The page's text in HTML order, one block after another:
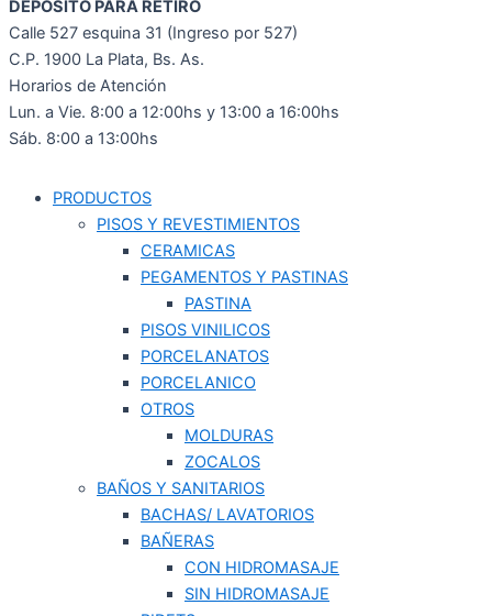
DEPÓSITO PARA RETIRO
Calle 527 esquina 31 (Ingreso por 527)
C.P. 1900 La Plata, Bs. As.
Horarios de Atención
Lun. a Vie. 8:00 a 12:00hs y 13:00 a 16:00hs
Sáb. 8:00 a 13:00hs
PRODUCTOS
PISOS Y REVESTIMIENTOS
CERAMICAS
PEGAMENTOS Y PASTINAS
PASTINA
PISOS VINILICOS
PORCELANATOS
PORCELANICO
OTROS
MOLDURAS
ZOCALOS
BAÑOS Y SANITARIOS
BACHAS/ LAVATORIOS
BAÑERAS
CON HIDROMASAJE
SIN HIDROMASAJE